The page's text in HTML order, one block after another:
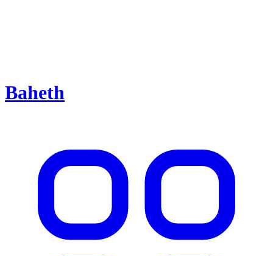
Baheth